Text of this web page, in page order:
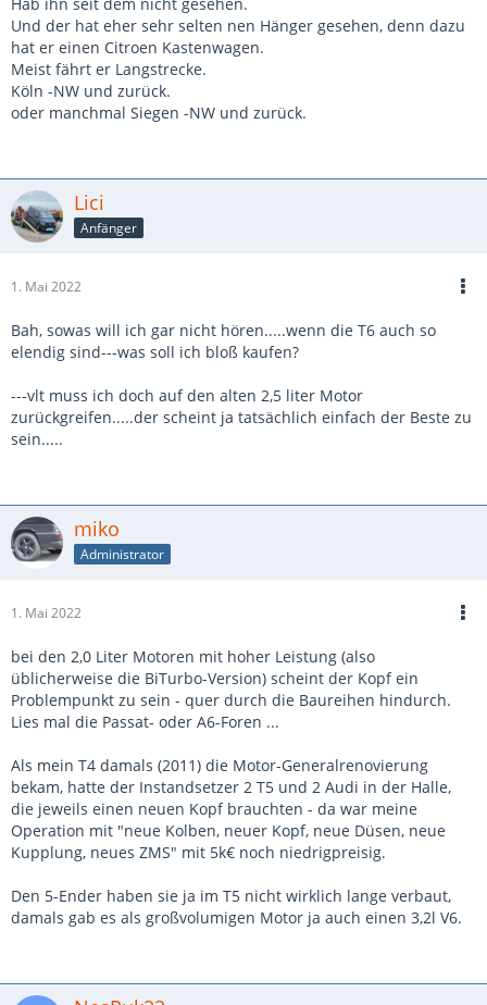
Und der hat eher sehr selten nen Hänger gesehen, denn dazu
hat er einen Citroen Kastenwagen.
Meist fährt er Langstrecke.
Köln -NW und zurück.
oder manchmal Siegen -NW und zurück.
Lici
Anfänger
1. Mai 2022
Bah, sowas will ich gar nicht hören.....wenn die T6 auch so
elendig sind---was soll ich bloß kaufen?
---vlt muss ich doch auf den alten 2,5 liter Motor
zurückgreifen.....der scheint ja tatsächlich einfach der Beste zu
sein.....
miko
Administrator
1. Mai 2022
bei den 2,0 Liter Motoren mit hoher Leistung (also
üblicherweise die BiTurbo-Version) scheint der Kopf ein
Problempunkt zu sein - quer durch die Baureihen hindurch.
Lies mal die Passat- oder A6-Foren ...
Als mein T4 damals (2011) die Motor-Generalrenovierung
bekam, hatte der Instandsetzer 2 T5 und 2 Audi in der Halle,
die jeweils einen neuen Kopf brauchten - da war meine
Operation mit "neue Kolben, neuer Kopf, neue Düsen, neue
Kupplung, neues ZMS" mit 5k€ noch niedrigpreisig.
Den 5-Ender haben sie ja im T5 nicht wirklich lange verbaut,
damals gab es als großvolumigen Motor ja auch einen 3,2l V6.